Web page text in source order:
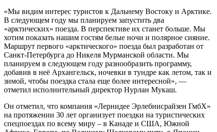
«Мы видим интерес туристов к Дальнему Востоку и Арктике.
В следующем году мы планируем запустить два
«арктических» поезда. В перспективе их станет больше. Мы
хотим показать нашим гостям белые ночи и полярное сияние.
Маршрут первого «арктического» поезда был разработан от
Санкт-Петербурга до Никеля Мурманской области. Мы
планируем в следующем году разнообразить программу,
добавив в неё Архангельск, ночевки в тундре как летом, так и
зимой, чтобы поездка стала еще более интересной», —
отметил исполнительный директор Нурлан Мукаш.
Он отметил, что компания «Лернидее Эрлебнисрайзен ГмбХ»
на протяжении 30 лет организует поездки на туристических
спецпоездах по всему миру – в Канаде и США, Южной